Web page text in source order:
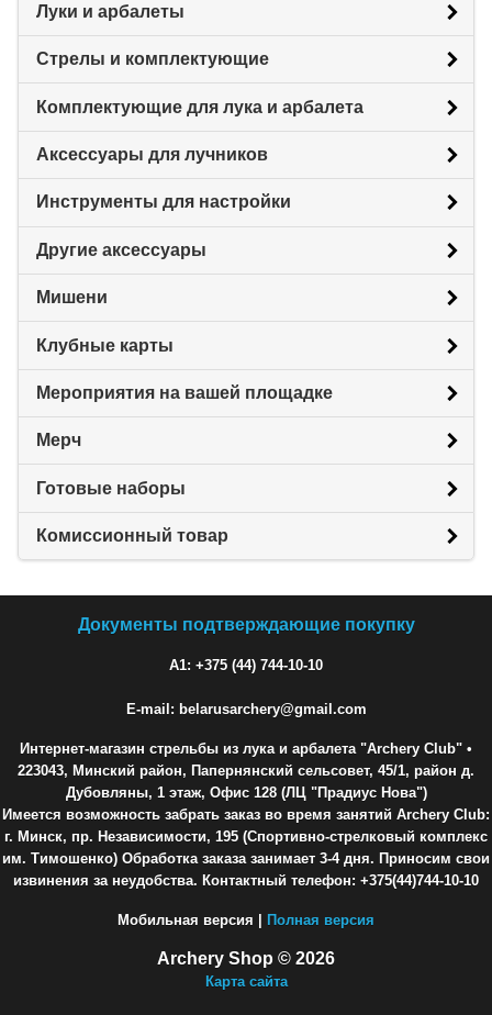
Луки и арбалеты
Стрелы и комплектующие
Комплектующие для лука и арбалета
Аксессуары для лучников
Инструменты для настройки
Другие аксессуары
Мишени
Клубные карты
Мероприятия на вашей площадке
Мерч
Готовые наборы
Комиссионный товар
Документы подтверждающие покупку
A1: +375 (44) 744-10-10
E-mail: belarusarchery@gmail.com
Интернет-магазин стрельбы из лука и арбалета "Archery Club" •
223043, Минский район, Папернянский сельсовет, 45/1, район д.
Дубовляны, 1 этаж, Офис 128 (ЛЦ "Прадиус Нова")
Имеется возможность забрать заказ во время занятий Archery Club:
г. Минск, пр. Независимости, 195 (Спортивно-стрелковый комплекс
им. Тимошенко) Обработка заказа занимает 3-4 дня. Приносим свои
извинения за неудобства. Контактный телефон: +375(44)744-10-10
Мобильная версия | Полная версия
Archery Shop © 2026
Карта сайта